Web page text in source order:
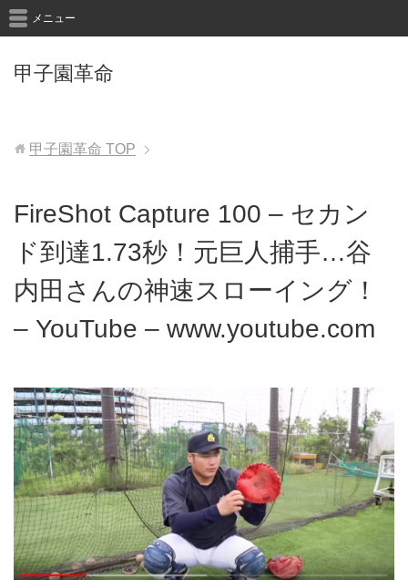
甲子園革命
メニュー
甲子園革命 TOP
FireShot Capture 100 – セカン
ド到達1.73秒！元巨人捕手…谷
内田さんの神速スローイング！
– YouTube – www.youtube.com